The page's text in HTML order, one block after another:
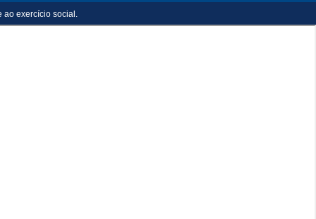
ao exercício social.